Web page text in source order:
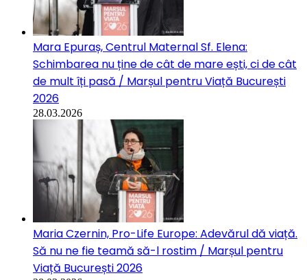
Mara Epuraș, Centrul Maternal Sf. Elena:
Schimbarea nu ține de cât de mare ești, ci de cât
de mult îți pasă / Marșul pentru Viață București
2026
28.03.2026
Maria Czernin, Pro-Life Europe: Adevărul dă viață.
Să nu ne fie teamă să-l rostim / Marșul pentru
Viață București 2026